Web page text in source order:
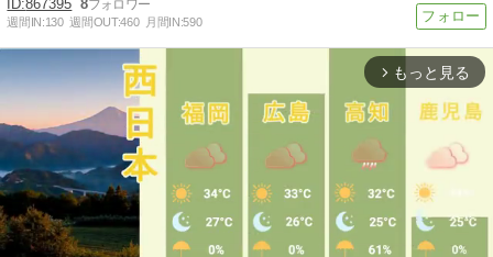
867395 8
週間IN:130 週間OUT:460 月間IN:590
arrow_forward_ios もっと見る